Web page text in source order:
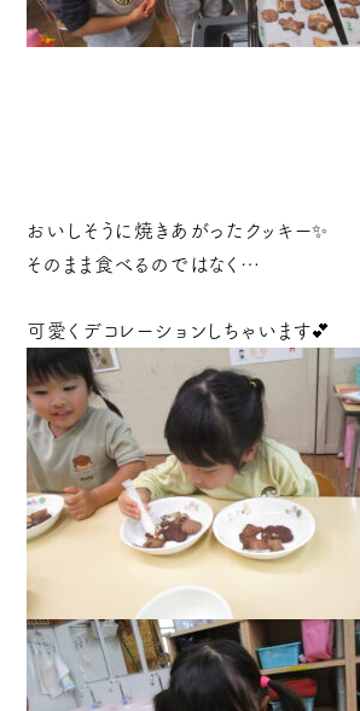
おいしそうに焼きあがったクッキー✨
そのまま食べるのではなく…
可愛くデコレーションしちゃいます💕